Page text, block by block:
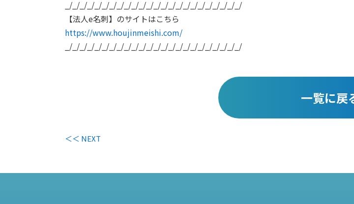
_/_/_/_/_/_/_/_/_/_/_/_/_/_/_/_/_/_/_/_/_/_/_/_/
【法人e名刺】のサイトはこちら
https://www.houjinmeishi.com/
_/_/_/_/_/_/_/_/_/_/_/_/_/_/_/_/_/_/_/_/_/_/_/_/
一覧に戻
＜＜ NEXT